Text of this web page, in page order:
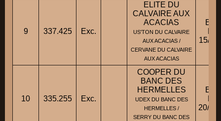
9 337.425 Exc.
ELITE DU
CALVAIRE AUX
ACACIAS
US'TON DU CALVAIRE
AUX ACACIAS /
CERVANE DU CALVAIRE
AUX ACACIAS
15/
10 335.255 Exc.
COOPER DU
BANC DES
HERMELLES
UDEX DU BANC DES
HERMELLES /
SERRY DU BANC DES
20/